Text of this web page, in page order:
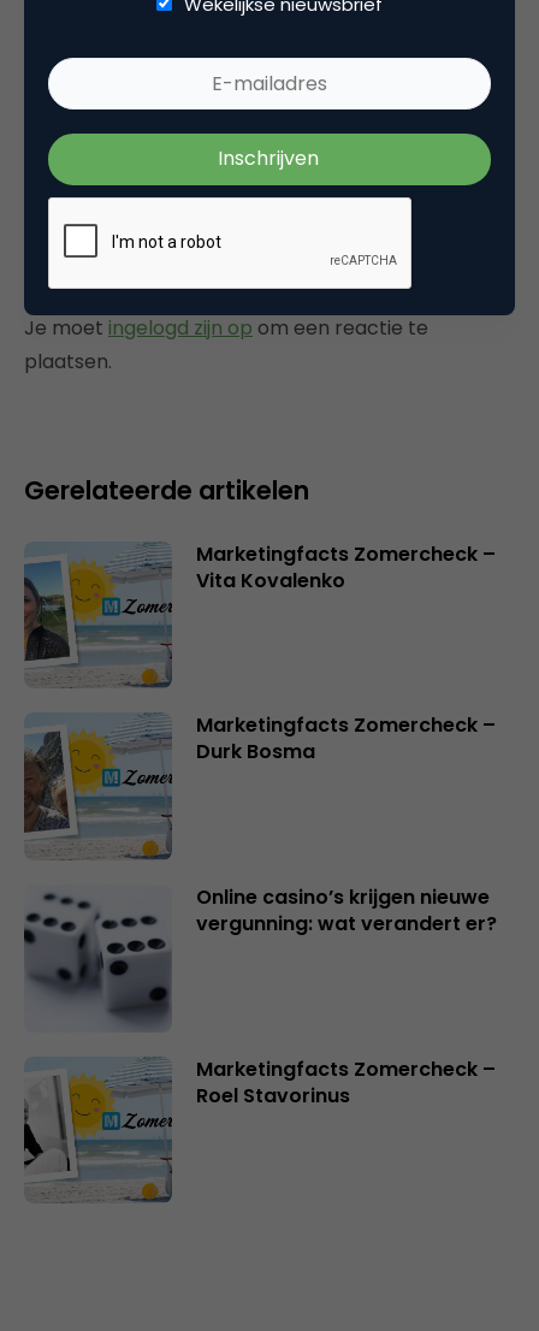
hoeveel klanten er afscheid hebben genomen
van Ziggo.
10 juli 2009 om 05:01
Je moet ingelogd zijn op om een reactie te
plaatsen.
Gerelateerde artikelen
Marketingfacts Zomercheck –
Vita Kovalenko
Marketingfacts Zomercheck –
Durk Bosma
Online casino’s krijgen nieuwe
vergunning: wat verandert er?
Marketingfacts Zomercheck –
Roel Stavorinus